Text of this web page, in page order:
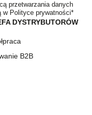
DYSTRYBUTORÓW
B2B
przetwarzania danych
w Polityce prywatności*